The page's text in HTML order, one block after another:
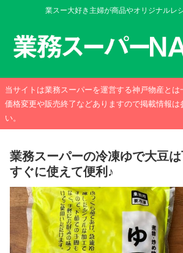
業スー大好き主婦が商品やオリジナルレ
当サイトは業務スーパーを運営する神戸物産とは
価格変更や販売終了などありますので掲載情報は
い。
業務スーパーの冷凍ゆで大豆
すぐに使えて便利♪